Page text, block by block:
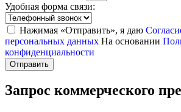
Удобная форма связи:
Нажимая «Отправить», я даю
персональных данных На основании
конфиденциальности
Отправить
Запрос коммерческого